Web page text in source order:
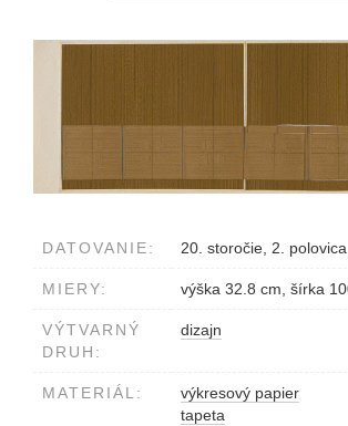
DATOVANIE: 20. storočie, 2.
MIERY: výška 32.8 cm, šírka
VÝTVARNÝ
DRUH:
dizajn
MATERIÁL:
výkresový papier
tapeta